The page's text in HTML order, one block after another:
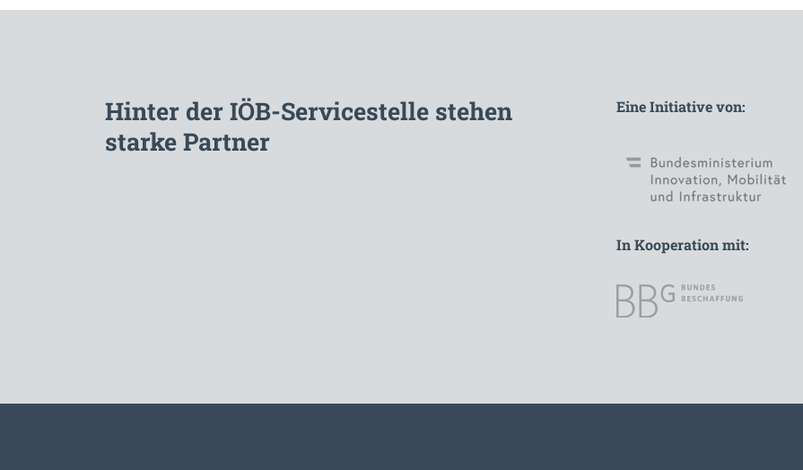
Hinter der IÖB-Servicestelle stehen
starke Partner
Eine Initiative von:
In Kooperation mit: